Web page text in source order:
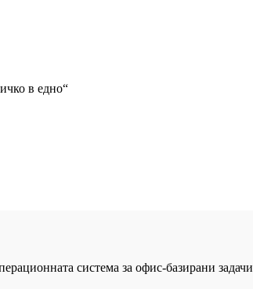
в едно“
система за офис-базирани задачи